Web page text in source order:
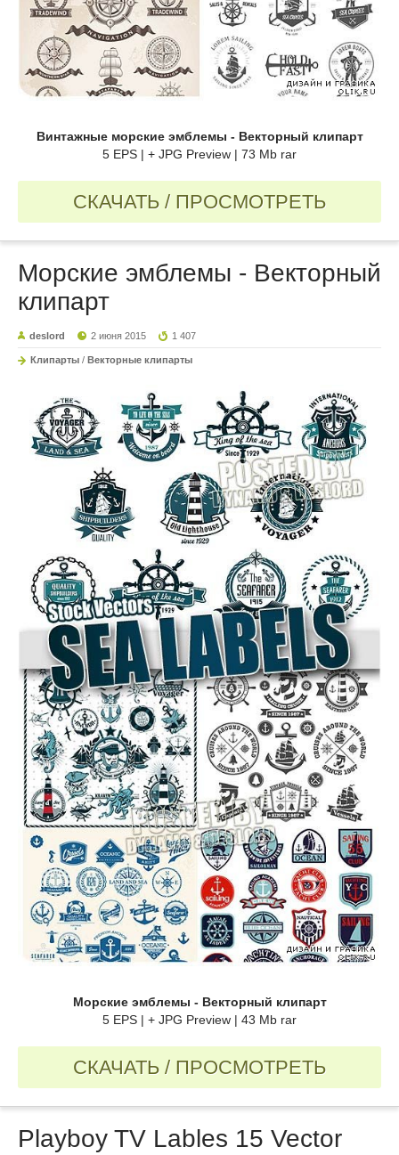
Винтажные морские эмблемы - Векторный клипарт
5 EPS | + JPG Preview | 73 Mb rar
СКАЧАТЬ / ПРОСМОТРЕТЬ
Морские эмблемы - Векторный
клипарт
deslord 2 июня 2015 1 407
Клипарты / Векторные клипарты
Морские эмблемы - Векторный клипарт
5 EPS | + JPG Preview | 43 Mb rar
СКАЧАТЬ / ПРОСМОТРЕТЬ
Playboy TV Lables 15 Vector